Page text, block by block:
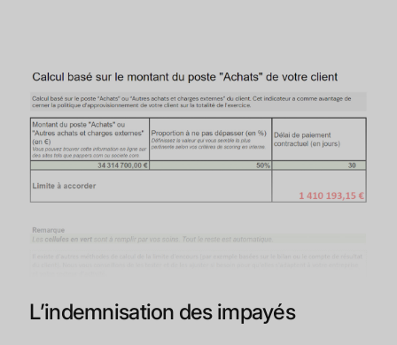
L’indemnisation des impayés